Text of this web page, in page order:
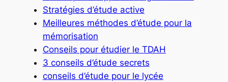
Stratégies d’étude active
Meilleures méthodes d’étude pour la
mémorisation
Conseils pour étudier le TDAH
3 conseils d’étude secrets
conseils d’étude pour le lycée